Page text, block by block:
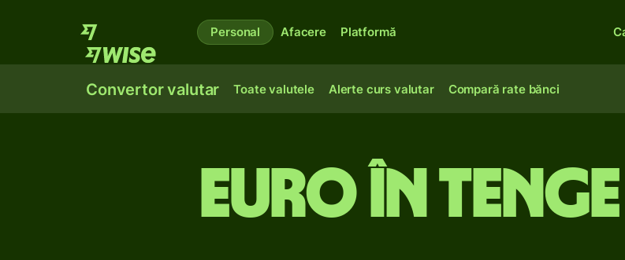
Personal Afacere Platformă
Convertor valutar Toate valutele Alerte curs valutar Compară rate bănci
Euro în